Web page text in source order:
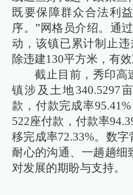
既要保障群众合法利
序。”网格员介绍。通
动，该镇已累计制止
除违建130平方米，有
截止目前，秀印高
镇涉及土地340.5297
款，付款完成率
522座付款，付款率
移完成率72.33%。数
耐心的沟通、一趟趟细
对发展的期盼与支持。